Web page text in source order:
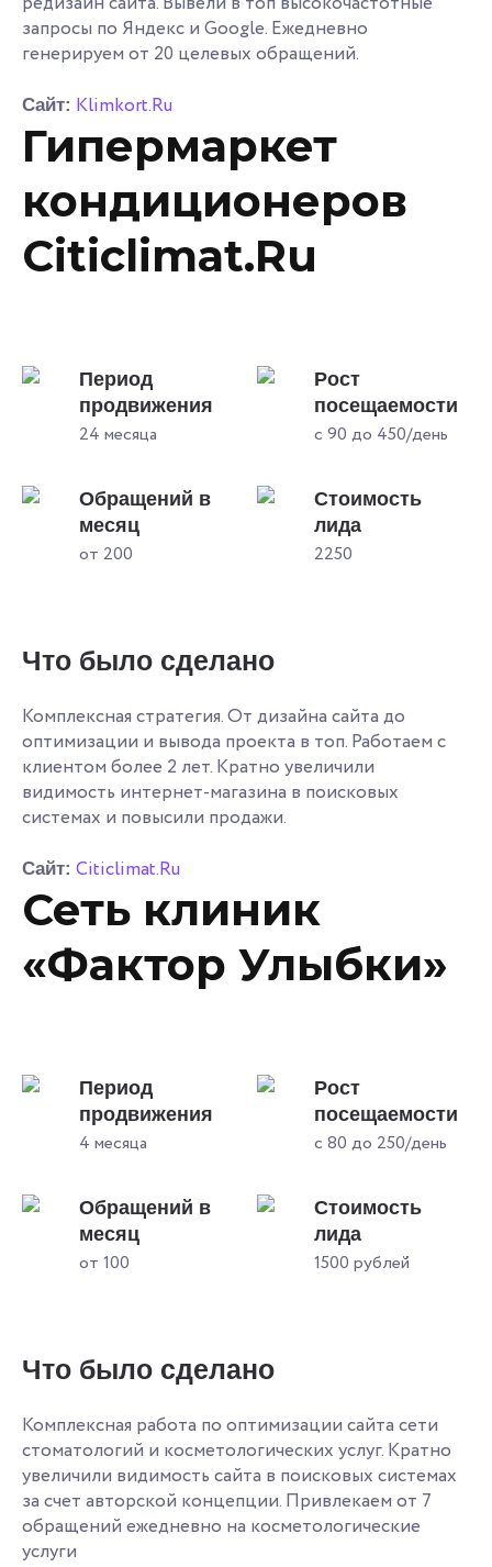
запросы по Яндекс и Google. Ежедневно
генерируем от 20 целевых обращений.
Сайт: Klimkort.Ru
Гипермаркет
кондиционеров
Citiclimat.Ru
Период
продвижения
24 месяца
Рост
посещаемости
с 90 до 450/день
Обращений в
месяц
от 200
Стоимость
лида
2250
Что было сделано
Комплексная стратегия. От дизайна сайта до
оптимизации и вывода проекта в топ. Работаем с
клиентом более 2 лет. Кратно увеличили
видимость интернет-магазина в поисковых
системах и повысили продажи.
Сайт: Citiclimat.Ru
Сеть клиник
«Фактор Улыбки»
Период
продвижения
4 месяца
Рост
посещаемости
с 80 до 250/день
Обращений в
месяц
от 100
Стоимость
лида
1500 рублей
Что было сделано
Комплексная работа по оптимизации сайта сети
стоматологий и косметологических услуг. Кратно
увеличили видимость сайта в поисковых системах
за счет авторской концепции. Привлекаем от 7
обращений ежедневно на косметологические
услуги